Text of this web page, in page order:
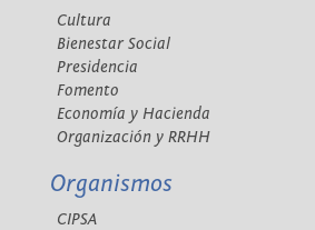
Cultura
Bienestar Social
Presidencia
Fomento
Economía y Hacienda
Organización y RRHH
Organismos
CIPSA